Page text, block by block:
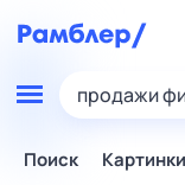
продажи
Поиск Картинки